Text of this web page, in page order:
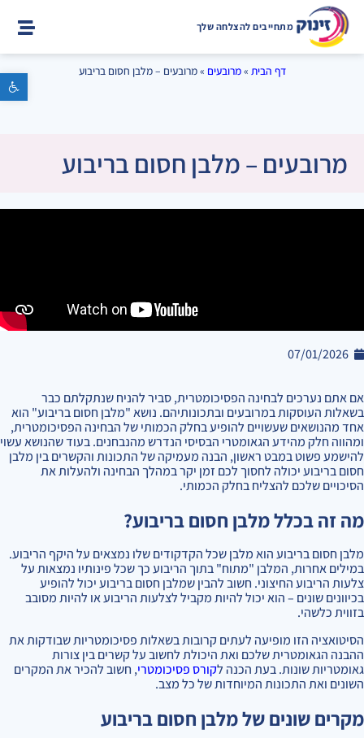
פתח סרגל נגישות
מתחייבים להצלחה שלך
דף הבית »מרובעים »מרובעים – מלבן חסום בריבוע
מרובעים – מלבן חסום בריבוע
07/01/2026
אם אתם נערכים לבחינה הפסיכומטרית, סביר להניח שנתקלתם כבר
בשאלות העוסקות במרובעים ובתכונותיהם. נושא "מלבן חסום בריבוע" הוא
אחד מהנושאים שעשויים להופיע בחלק הכמותי של הבחינה הפסיכומטרית,
ומהווה חלק מהידע הגאומטרי הבסיסי הנדרש מהנבחנים. בעוד שהנושא עשוי
להישמע פשוט במבט ראשון, הבנה מעמיקה של התכונות והקשרים בין מלבן
חסום בריבוע יכולה לחסוך לכם זמן יקר במהלך הבחינה ולהעלות את
הסיכויים שלכם להצליח בחלק הכמותי.
מה זה בכלל מלבן חסום בריבוע?
מלבן חסום בריבוע הוא מלבן שכל הקדקודים שלו נמצאים על היקף הריבוע.
במילים אחרות, המלבן "מתוח" בתוך הריבוע כך שכל פינותיו נמצאות על
צלעות הריבוע החיצוני. חשוב להבין שמלבן חסום בריבוע יכול להופיע
בכיוונים שונים – הוא יכול להיות מקביל לצלעות הריבוע או להיות מסובב
בזווית כלשהי.
הסיטואציה הזו מופיעה לעתים קרובות בשאלות פסיכומטריות שבודקות את
ההבנה הגאומטרית שלכם ואת היכולת לחשוב על קשרים בין צורות
גאומטריות שונות. בעת הכנה לקורס פסיכומטרי, חשוב להכיר את המקרים
השונים ואת התכונות המיוחדות של כל מצב.
מקרים שונים של מלבן חסום בריבוע